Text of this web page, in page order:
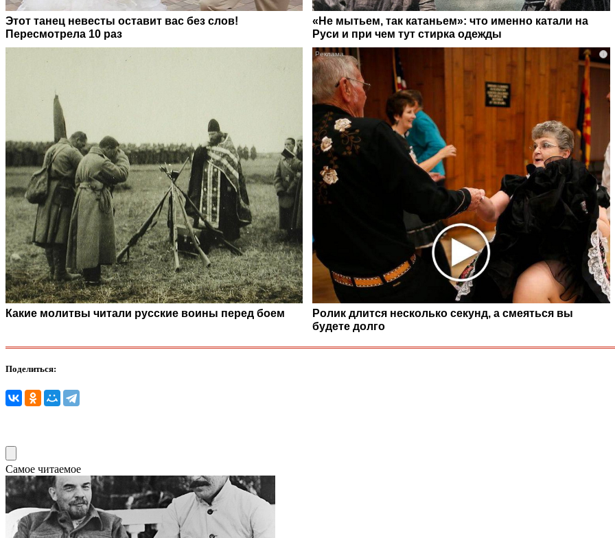
Этот танец невесты оставит вас без слов!
Пересмотрела 10 раз
«Не мытьем, так катаньем»: что именно катали на
Руси и при чем тут стирка одежды
Какие молитвы читали русские воины перед боем
i
Ролик длится несколько секунд, а смеяться вы
будете долго
Поделиться:
Самое читаемое